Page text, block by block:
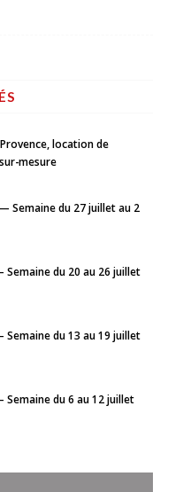
location de
mesure
Semaine du 27 juillet au 2
Semaine du 20 au 26 juillet
Semaine du 13 au 19 juillet
Semaine du 6 au 12 juillet